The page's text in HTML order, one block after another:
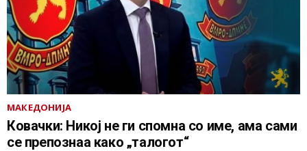
МАКЕДОНИЈА
Ковачки: Никој не ги спомна со име, ама сами
се препознаа како „талогот“